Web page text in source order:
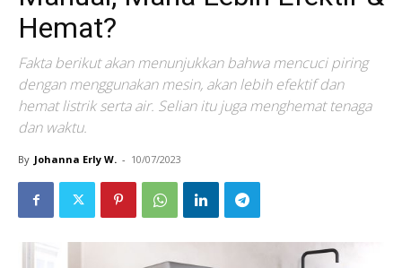
Hemat?
Fakta berikut akan menunjukkan bahwa mencuci piring
dengan menggunakan mesin, akan lebih efektif dan
hemat listrik serta air. Selian itu juga menghemat tenaga
dan waktu.
By Johanna Erly W. - 10/07/2023